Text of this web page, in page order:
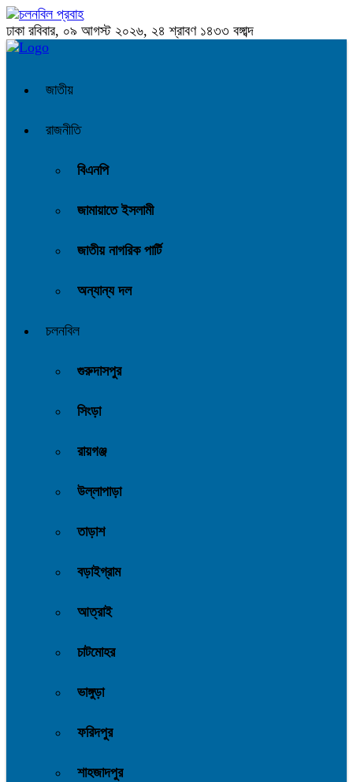
ঢাকা রবিবার, ০৯ আগস্ট ২০২৬, ২৪ শ্রাবণ ১৪৩৩ বঙ্গাব্দ
জাতীয়
রাজনীতি
বিএনপি
জামায়াতে ইসলামী
জাতীয় নাগরিক পার্টি
অন্যান্য দল
চলনবিল
গুরুদাসপুর
সিংড়া
রায়গঞ্জ
উল্লাপাড়া
তাড়াশ
বড়াইগ্রাম
আত্রাই
চাটমোহর
ভাঙ্গুড়া
ফরিদপুর
শাহজাদপুর